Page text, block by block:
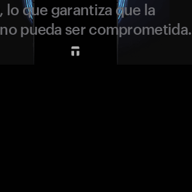
lo que garantiza que la
pueda ser comprometida.